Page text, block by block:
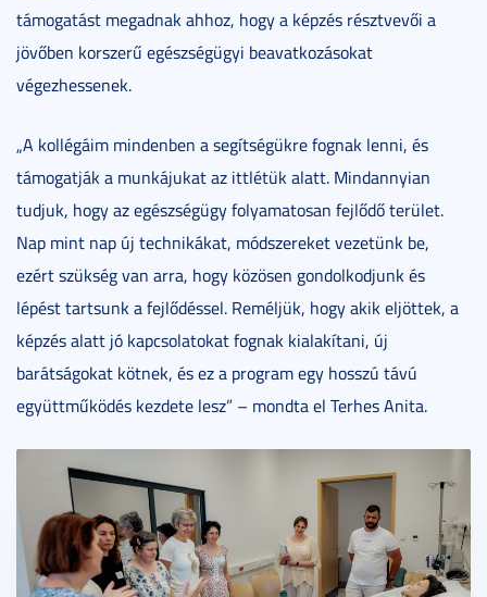
támogatást megadnak ahhoz, hogy a képzés résztvevői a
jövőben korszerű egészségügyi beavatkozásokat
végezhessenek.
„A kollégáim mindenben a segítségükre fognak lenni, és
támogatják a munkájukat az ittlétük alatt. Mindannyian
tudjuk, hogy az egészségügy folyamatosan fejlődő terület.
Nap mint nap új technikákat, módszereket vezetünk be,
ezért szükség van arra, hogy közösen gondolkodjunk és
lépést tartsunk a fejlődéssel. Reméljük, hogy akik eljöttek, a
képzés alatt jó kapcsolatokat fognak kialakítani, új
barátságokat kötnek, és ez a program egy hosszú távú
együttműködés kezdete lesz” – mondta el Terhes Anita.